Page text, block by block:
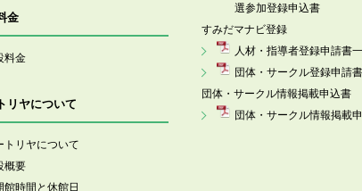
金
料金
リヤについて
トリヤについて
概要
館時間と休館日
選参加登録申込書
すみだマナビ登録
人材・指導者登録申請書
団体・サークル登録申請
団体・サークル情報掲載申込書
団体・サークル情報掲載